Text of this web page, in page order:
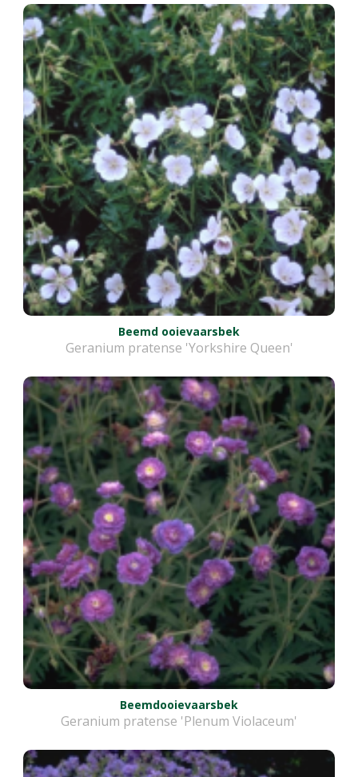
Beemd ooievaarsbek
Geranium pratense 'Yorkshire Queen'
Beemdooievaarsbek
Geranium pratense 'Plenum Violaceum'